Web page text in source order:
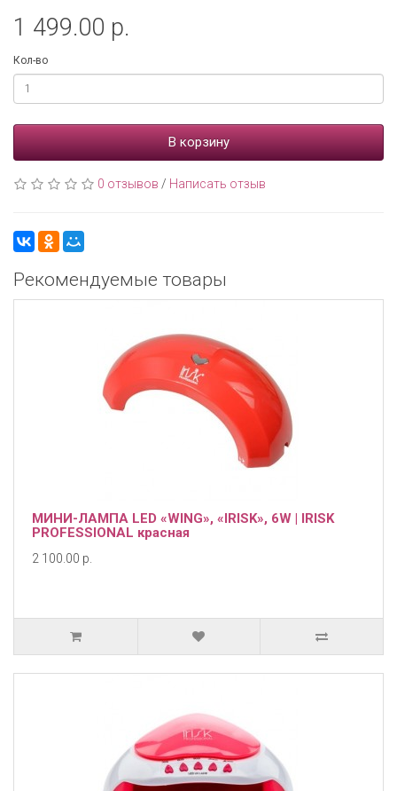
1 499.00 р.
Кол-во
В корзину
0 отзывов / Написать отзыв
Рекомендуемые товары
МИНИ-ЛАМПА LED «WING», «IRISK», 6W | IRISK
PROFESSIONAL красная
2 100.00 р.